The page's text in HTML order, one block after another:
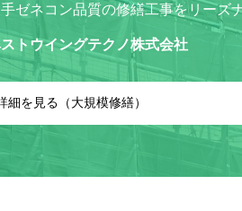
ゼネコン品質の修繕工事をリーズ
トウイングテクノ株式会社
細を見る（大規模修繕）